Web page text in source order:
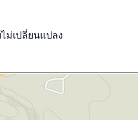
ม่เปลี่ยนแปลง